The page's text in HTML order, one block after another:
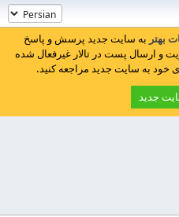
بهتر به سایت جدید پرسش و پاسخ
و ارسال پست در تالار غیرفعال شده
به سایت جدید مراجعه کنید.
جدید